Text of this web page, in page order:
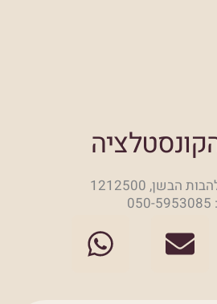
E
n
W
h